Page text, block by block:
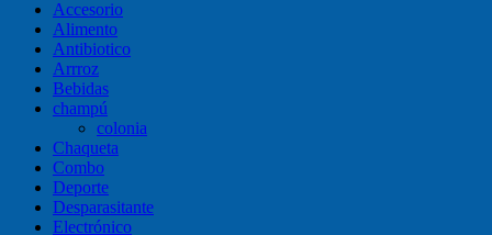
Accesorio
Alimento
Antibiotico
Arrroz
Bebidas
champú
colonia
Chaqueta
Combo
Deporte
Desparasitante
Electrónico